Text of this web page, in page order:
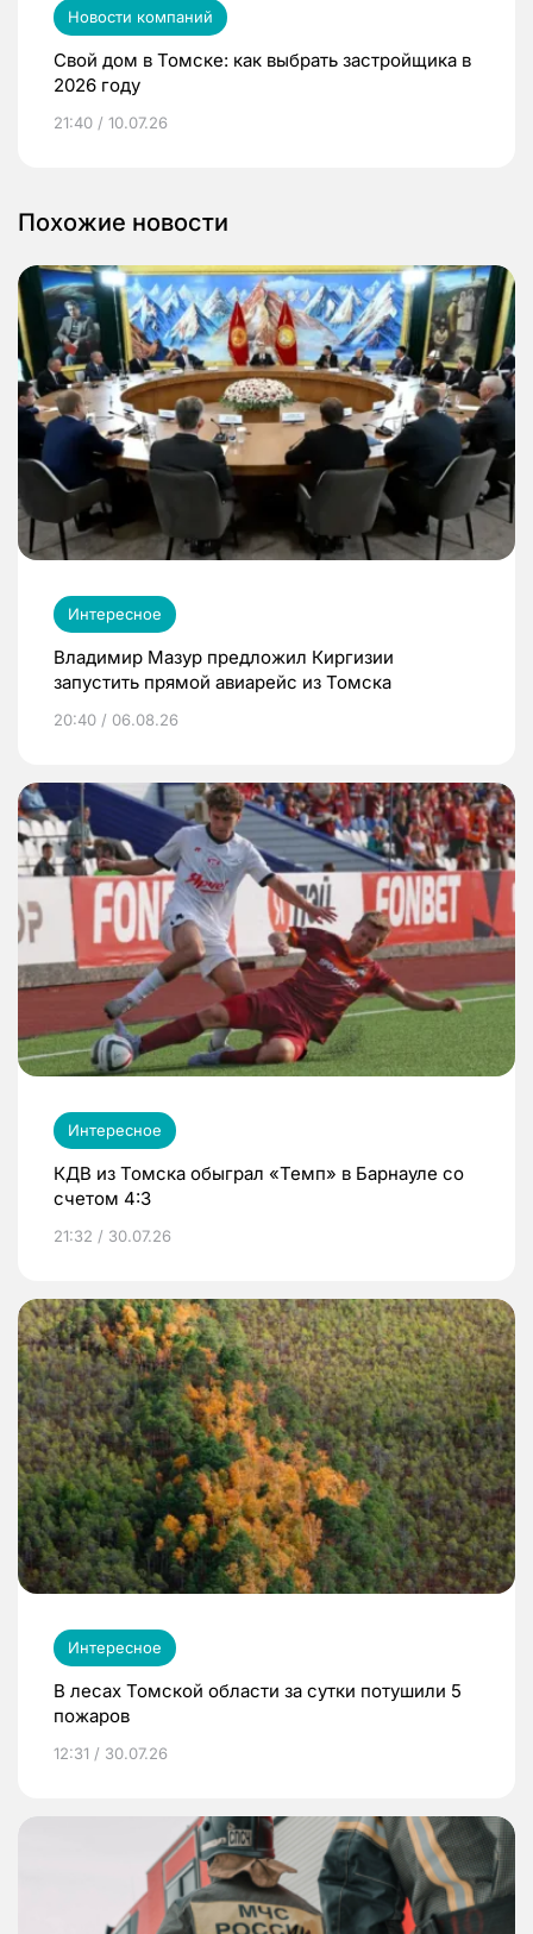
Новости компаний
Свой дом в Томске: как выбрать застройщика в
2026 году
21:40 / 10.07.26
Похожие новости
Интересное
Владимир Мазур предложил Киргизии
запустить прямой авиарейс из Томска
20:40 / 06.08.26
Интересное
КДВ из Томска обыграл «Темп» в Барнауле со
счетом 4:3
21:32 / 30.07.26
Интересное
В лесах Томской области за сутки потушили 5
пожаров
12:31 / 30.07.26